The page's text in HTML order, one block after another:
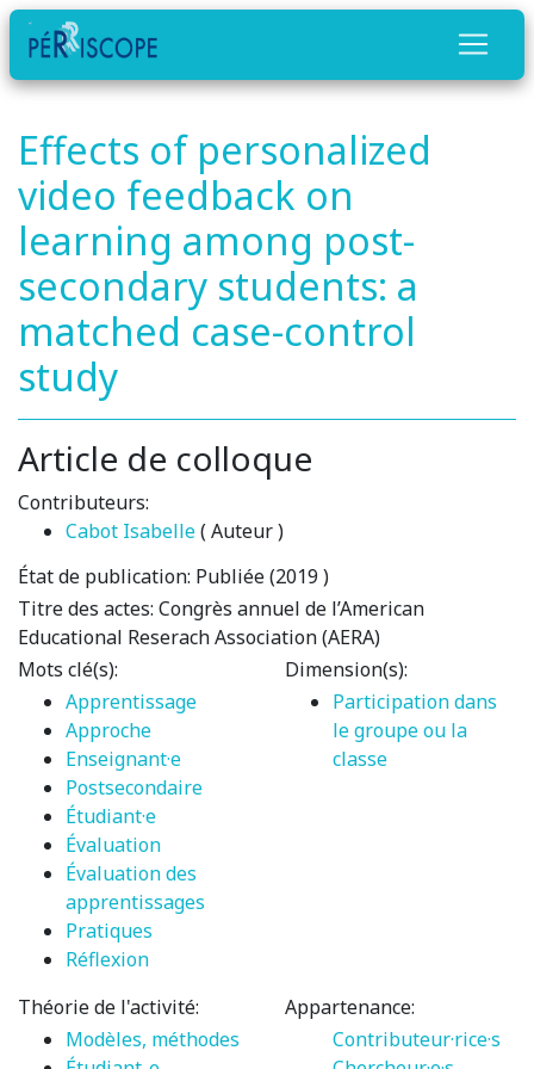
Effects of personalized
video feedback on
learning among post-
secondary students: a
matched case-control
study
Article de colloque
Contributeurs:
Cabot Isabelle( Auteur )
État de publication: Publiée (2019 )
Titre des actes: Congrès annuel de l’American
Educational Reserach Association (AERA)
Mots clé(s):
Apprentissage
Approche
Enseignant·e
Postsecondaire
Étudiant·e
Évaluation
Évaluation des
apprentissages
Pratiques
Réflexion
Dimension(s):
Participation dans
le groupe ou la
classe
Théorie de l'activité:
Modèles, méthodes
Appartenance:
Contributeur·rice·s